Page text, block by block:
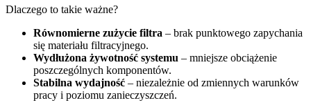
Dlaczego to takie ważne?
Równomierne zużycie filtra – brak punktowego zapychania
się materiału filtracyjnego.
Wydłużona żywotność systemu – mniejsze obciążenie
poszczególnych komponentów.
Stabilna wydajność – niezależnie od zmiennych warunków
pracy i poziomu zanieczyszczeń.